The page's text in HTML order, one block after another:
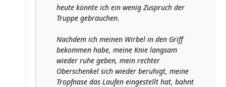
heute könnte ich ein wenig Zuspruch der
Truppe gebrauchen.
Nachdem ich meinen Wirbel in den Griff
bekommen habe, meine Knie langsam
wieder ruhe geben, mein rechter
Oberschenkel sich wieder beruhigt, meine
Tropfnase das Laufen eingestellt hat, bahnt